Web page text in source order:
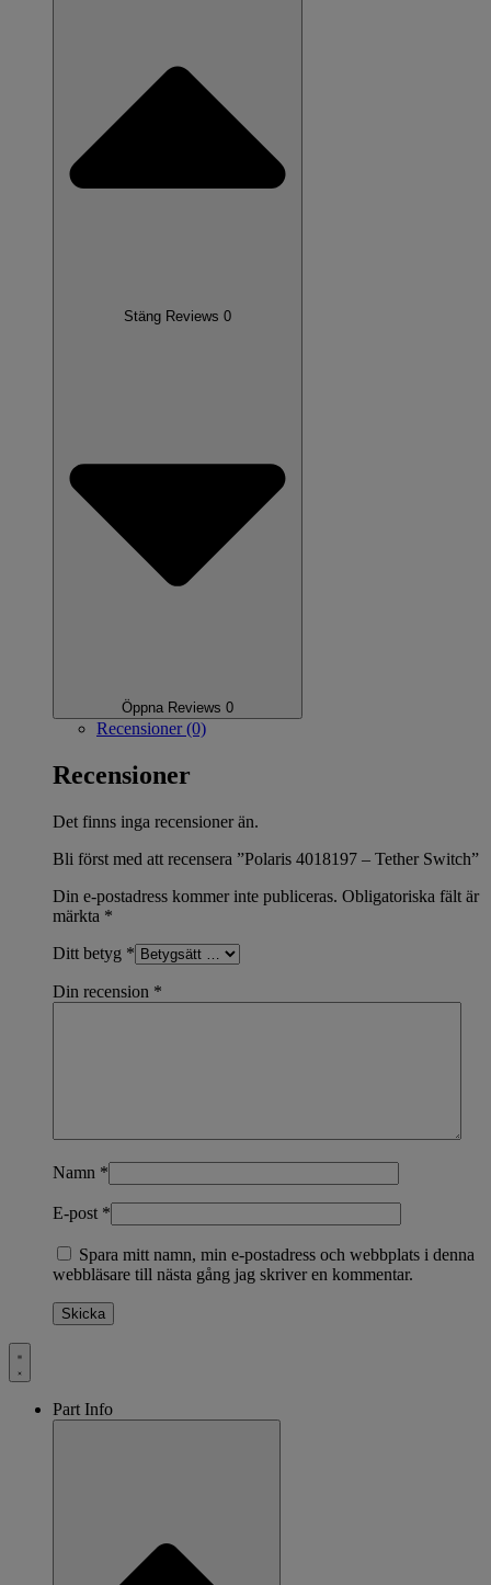
Stäng Reviews 0
Öppna Reviews 0
Recensioner (0)
Recensioner
Det finns inga recensioner än.
Bli först med att recensera ”Polaris 4018197 – Tether Switch”
Din e-postadress kommer inte publiceras. Obligatoriska fält är
märkta *
Ditt betyg *
Din recension *
Namn *
E-post *
Spara mitt namn, min e-postadress och webbplats i denna
webbläsare till nästa gång jag skriver en kommentar.
Part Info